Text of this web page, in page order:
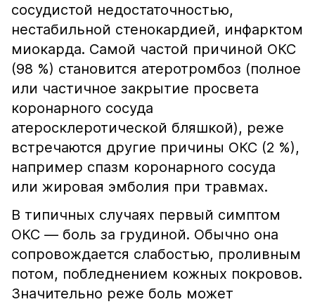
сосудистой недостаточностью,
нестабильной стенокардией, инфарктом
миокарда. Самой частой причиной ОКС
(98 %) становится атеротромбоз (полное
или частичное закрытие просвета
коронарного сосуда
атеросклеротической бляшкой), реже
встречаются другие причины ОКС (2 %),
например спазм коронарного сосуда
или жировая эмболия при травмах.
В типичных случаях первый симптом
ОКС — боль за грудиной. Обычно она
сопровождается слабостью, проливным
потом, побледнением кожных покровов.
Значительно реже боль может